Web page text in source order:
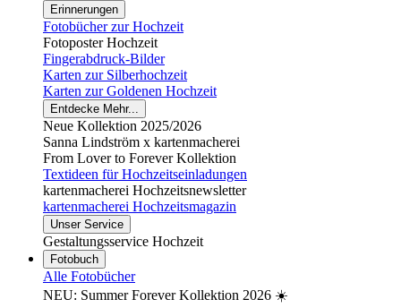
Erinnerungen
Fotobücher zur Hochzeit
Fotoposter Hochzeit
Fingerabdruck-Bilder
Karten zur Silberhochzeit
Karten zur Goldenen Hochzeit
Entdecke Mehr...
Neue Kollektion 2025/2026
Sanna Lindström x kartenmacherei
From Lover to Forever Kollektion
Textideen für Hochzeitseinladungen
kartenmacherei Hochzeitsnewsletter
kartenmacherei Hochzeitsmagazin
Unser Service
Gestaltungsservice Hochzeit
Fotobuch
Alle Fotobücher
NEU: Summer Forever Kollektion 2026 ☀️